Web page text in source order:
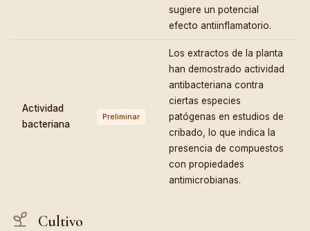
sugiere un potencial
efecto antiinflamatorio.
Actividad
bacteriana
Preliminar
Los extractos de la planta
han demostrado actividad
antibacteriana contra
ciertas especies
patógenas en estudios de
cribado, lo que indica la
presencia de compuestos
con propiedades
antimicrobianas.
Cultivo